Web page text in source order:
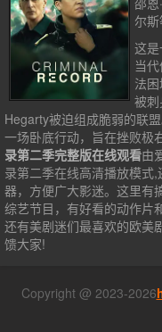
尔
这
当
法
被
Hegarty被迫组成脆弱的联
一场卧底行动，旨在挫败极
录第二季完整版在线观看由
录第二季在线高清播放模式
器，方便广大影迷。这里有
综艺节目，有好看的动作片
还有美剧迷们最喜欢的欧美
馈大家!
Copyright @ 2023-2026